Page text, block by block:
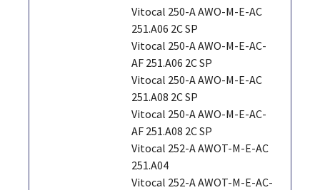
Vitocal 250-A AWO-M-E-AC
251.A06 2C SP
Vitocal 250-A AWO-M-E-AC-
AF 251.A06 2C SP
Vitocal 250-A AWO-M-E-AC
251.A08 2C SP
Vitocal 250-A AWO-M-E-AC-
AF 251.A08 2C SP
Vitocal 252-A AWOT-M-E-AC
251.A04
Vitocal 252-A AWOT-M-E-AC-